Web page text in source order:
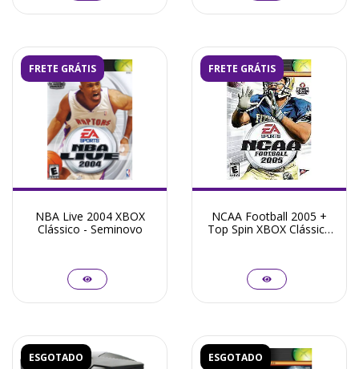
FRETE GRÁTIS
NBA Live 2004 XBOX
Clássico - Seminovo
FRETE GRÁTIS
NCAA Football 2005 +
Top Spin XBOX Clássico
ESGOTADO ESGOTADO